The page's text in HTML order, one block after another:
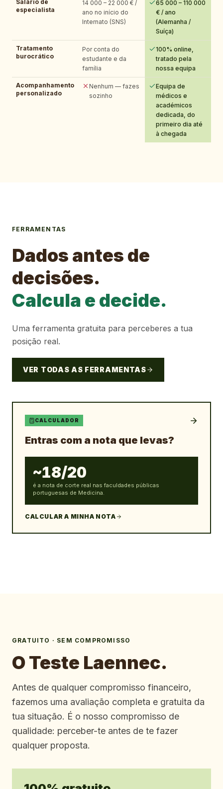
Salário de
especialista
14 000 – 22 000 € /
ano no início do
Internato (SNS)
65 000 – 110 000
€ / ano
(Alemanha /
Suíça)
Tratamento
burocrático
Por conta do
estudante e da
família
100% online,
tratado pela
nossa equipa
Acompanhamento
personalizado
Nenhum — fazes
sozinho
Equipa de
médicos e
académicos
dedicada, do
primeiro dia até
à chegada
FERRAMENTAS
Dados antes de
decisões.
Calcula e decide.
Uma ferramenta gratuita para perceberes a tua
posição real.
VER TODAS AS FERRAMENTAS
CALCULADOR
Entras com a nota que levas?
~18/20
é a nota de corte real nas faculdades públicas
portuguesas de Medicina.
CALCULAR A MINHA NOTA
GRATUITO · SEM COMPROMISSO
O Teste Laennec.
Antes de qualquer compromisso financeiro,
fazemos uma avaliação completa e gratuita da
tua situação. É o nosso compromisso de
qualidade: perceber-te antes de te fazer
qualquer proposta.